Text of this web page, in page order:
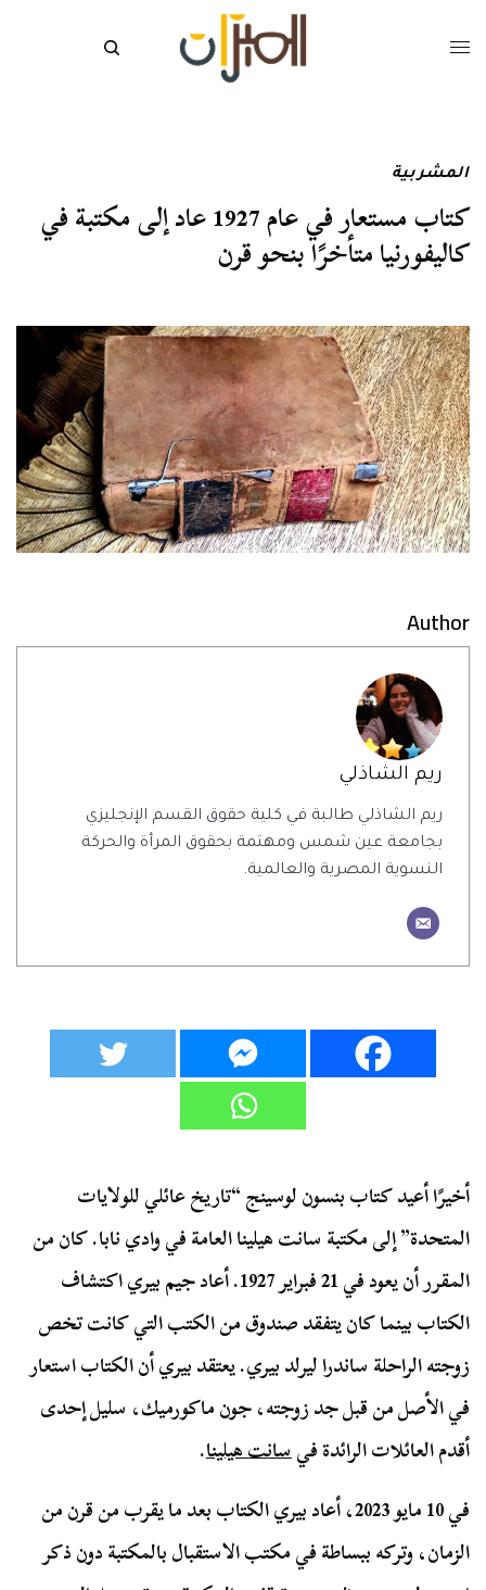
المشربية
كتاب مستعار في عام 1927 عاد إلى مكتبة في
كاليفورنيا متأخرًا بنحو قرن
Author
ريم الشاذلي
ريم الشاذلي طالبة في كلية حقوق القسم الإنجليزي
بجامعة عين شمس ومهتمة بحقوق المرأة والحركة
النسوية المصرية والعالمية.
أخيرًا أعيد كتاب بنسون لوسينج “تاريخ عائلي للولايات
المتحدة” إلى مكتبة سانت هيلينا العامة في وادي نابا. كان من
المقرر أن يعود في 21 فبراير 1927. أعاد جيم بيري اكتشاف
الكتاب بينما كان يتفقد صندوق من الكتب التي كانت تخص
زوجته الراحلة ساندرا ليرلد بيري. يعتقد بيري أن الكتاب استعار
في الأصل من قبل جد زوجته، جون ماكورميك، سليل إحدى
أقدم العائلات الرائدة فيسانت هيلينا.
في 10 مايو 2023، أعاد بيري الكتاب بعد ما يقرب من قرن من
الزمان، وتركه ببساطة في مكتب الاستقبال بالمكتبة دون ذكر